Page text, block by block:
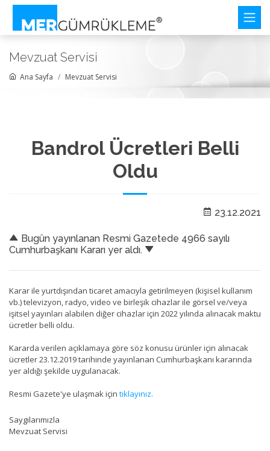
Mevzuat Servisi
Ana Sayfa Mevzuat Servisi
Bandrol Ücretleri Belli
Oldu
23.12.2021
Bugün yayınlanan Resmi Gazetede 4966 sayılı
Cumhurbaşkanı Kararı yer aldı.
Karar ile yurtdışından ticaret amacıyla getirilmeyen (kişisel kullanım
vb.) televizyon, radyo, video ve birleşik cihazlar ile görsel ve/veya
işitsel yayınları alabilen diğer cihazlar için 2022 yılında alınacak maktu
ücretler belli oldu.
Kararda verilen açıklamaya göre söz konusu ürünler için alınacak
ücretler 23.12.2019 tarihinde yayınlanan Cumhurbaşkanı kararında
yer aldığı şekilde uygulanacak.
Resmi Gazete'ye ulaşmak için tıklayınız.
Saygılarımızla
Mevzuat Servisi